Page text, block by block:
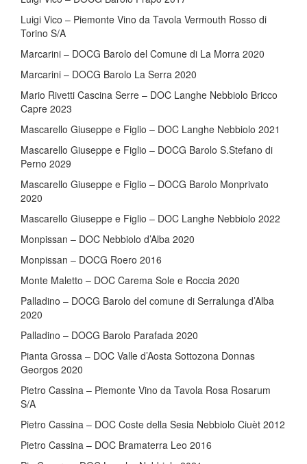
Luigi Vico – Piemonte Vino da Tavola Vermouth Rosso di
Torino S/A
Marcarini – DOCG Barolo del Comune di La Morra 2020
Marcarini – DOCG Barolo La Serra 2020
Mario Rivetti Cascina Serre – DOC Langhe Nebbiolo Bricco
Capre 2023
Mascarello Giuseppe e Figlio – DOC Langhe Nebbiolo 2021
Mascarello Giuseppe e Figlio – DOCG Barolo S.Stefano di
Perno 2029
Mascarello Giuseppe e Figlio – DOCG Barolo Monprivato
2020
Mascarello Giuseppe e Figlio – DOC Langhe Nebbiolo 2022
Monpissan – DOC Nebbiolo d’Alba 2020
Monpissan – DOCG Roero 2016
Monte Maletto – DOC Carema Sole e Roccia 2020
Palladino – DOCG Barolo del comune di Serralunga d’Alba
2020
Palladino – DOCG Barolo Parafada 2020
Pianta Grossa – DOC Valle d’Aosta Sottozona Donnas
Georgos 2020
Pietro Cassina – Piemonte Vino da Tavola Rosa Rosarum
S/A
Pietro Cassina – DOC Coste della Sesia Nebbiolo Ciuèt 2012
Pietro Cassina – DOC Bramaterra Leo 2016